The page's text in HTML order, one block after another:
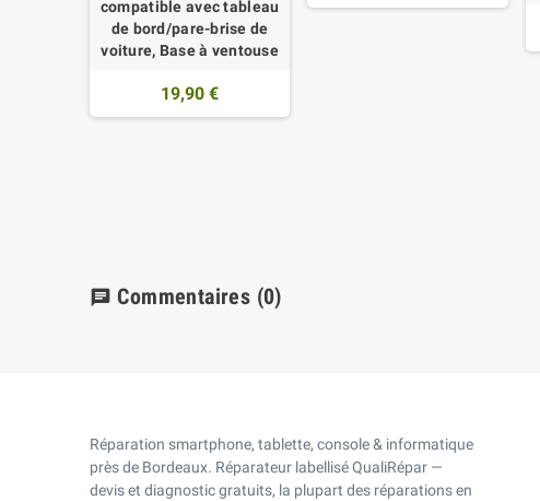
compatible avec tableau
de bord/pare-brise de
voiture, Base à ventouse
19,90 €
chat Commentaires (0)
Réparation smartphone, tablette, console & informatique
près de Bordeaux. Réparateur labellisé QualiRépar —
devis et diagnostic gratuits, la plupart des réparations en